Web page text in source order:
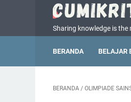
Sharing knowledge is
BERANDA BELAJAR
BERANDA / OLIMPIADE